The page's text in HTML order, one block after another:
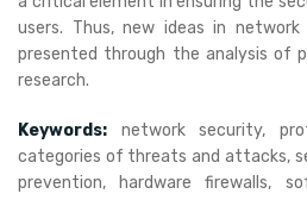
users. Thus, new ideas in
presented through the analysis of
research.
Keywords: network security,
categories of threats and attacks,
prevention, hardware firewalls,